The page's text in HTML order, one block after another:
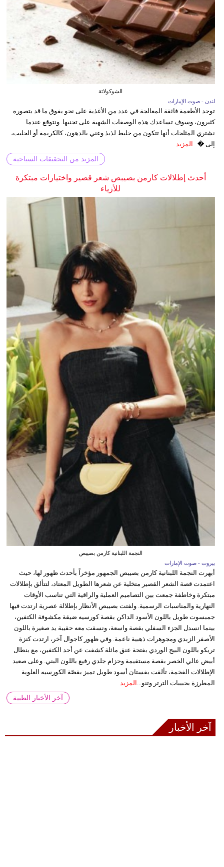
الشوكولاتة
لندن - صوت الإمارات
توجد الأطعمة فائقة المعالجة في عدد من الأغذية على نحو يفوق ما قد يتصوره
كثيرون، وسوف تساعدك هذه الوصفات الشهية على تجنبها. ونتوقع عندما
نشتري المثلجات أنها تتكون من خليط لذيذ وغني بالدهون، كالكريمة أو الحليب،
إلى �... المزيد
المزيد من التحقيقات السياحية
أحدث إطلالات كارمن بصيبص شعر قصير واختيارات مبتكرة
للأزياء
النجمة اللبنانية كارمن بصيبص
بيروت - صوت الإمارات
أبهرت النجمة اللبنانية كارمن بصيبص الجمهور مؤخراً بأحدث ظهور لها، حيث
اعتمدت قصة الشعر القصير متخلية عن شعرها الطويل المعتاد، لتتألق بإطلالات
مبتكرة وخاطفة جمعت بين التصاميم العملية والراقية التي تناسب الأوقات
النهارية والمناسبات الرسمية. ولفتت بصيبص الأنظار بإطلالة عصرية ارتدت فيها
جمبسوت طويل باللون الأسود الداكن بقصة كورسيه ضيقة مكشوفة الكتفين،
بينما انسدل الجزء السفلي بقصة واسعة، ونسقت معه حقيبة يد صغيرة باللون
الأصفر الزبدي ومجوهرات ذهبية ناعمة. وفي ظهور كاجوال آخر، ارتدت كنزة
تريكو باللون البيج الوردي بفتحة عنق مائلة كشفت عن أحد الكتفين، مع بنطال
أبيض عالي الخصر بقصة مستقيمة وحزام جلدي رفيع باللون البني. وعلى صعيد
الإطلالات الفخمة، تألقت بفستان أسود طويل تميز بقصّة الكورسيه العلوية
المطرزة بحبيبات الترتر وتنو... المزيد
آخر الأخبار الطبية
آخر الأخبار